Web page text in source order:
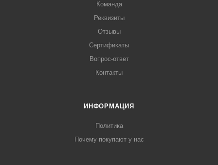
Команда
Реквизиты
Отзывы
Сертификаты
Вопрос-ответ
Контакты
ИНФОРМАЦИЯ
Политика
Почему покупают у нас